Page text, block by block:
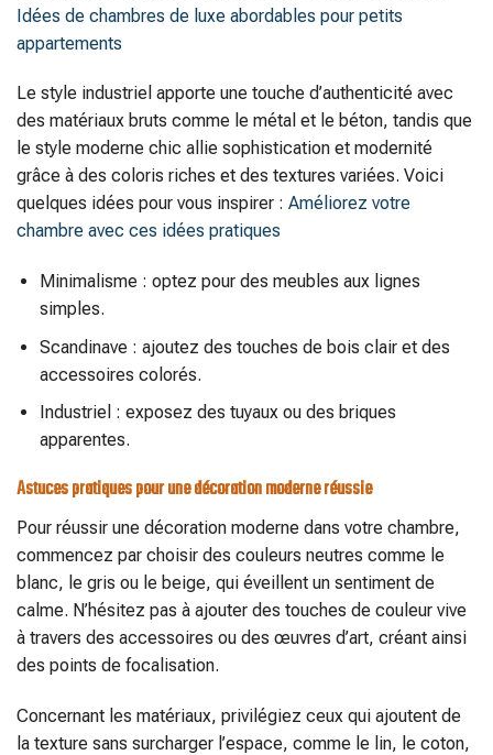
Idées de chambres de luxe abordables pour petits
appartements
Le style industriel apporte une touche d’authenticité avec
des matériaux bruts comme le métal et le béton, tandis que
le style moderne chic allie sophistication et modernité
grâce à des coloris riches et des textures variées. Voici
quelques idées pour vous inspirer : Améliorez votre
chambre avec ces idées pratiques
Minimalisme : optez pour des meubles aux lignes
simples.
Scandinave : ajoutez des touches de bois clair et des
accessoires colorés.
Industriel : exposez des tuyaux ou des briques
apparentes.
Astuces pratiques pour une décoration moderne réussie
Pour réussir une décoration moderne dans votre chambre,
commencez par choisir des couleurs neutres comme le
blanc, le gris ou le beige, qui éveillent un sentiment de
calme. N’hésitez pas à ajouter des touches de couleur vive
à travers des accessoires ou des œuvres d’art, créant ainsi
des points de focalisation.
Concernant les matériaux, privilégiez ceux qui ajoutent de
la texture sans surcharger l’espace, comme le lin, le coton,